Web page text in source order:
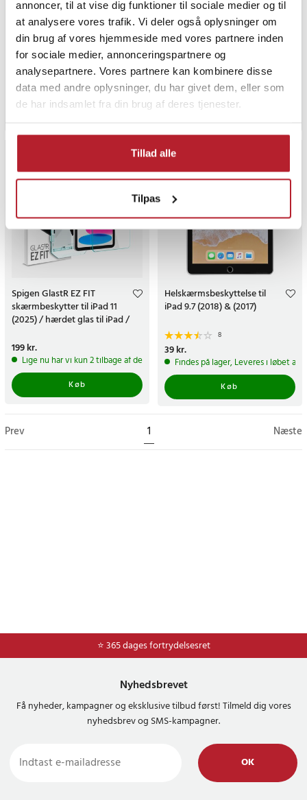
annoncer, til at vise dig funktioner til sociale medier og til
at analysere vores trafik. Vi deler også oplysninger om
din brug af vores hjemmeside med vores partnere inden
for sociale medier, annonceringspartnere og
analysepartnere. Vores partnere kan kombinere disse
data med andre oplysninger, du har givet dem, eller som
de har indsamlet fra din brug af deres tjenester.
Tillad alle
Tilpas
3mk Paper Feeling-
skærmbeskytter til iPad Air
11" / skærmbeskytter med
papirfølelse - 2-pak
Pris:249 kr.
249 kr.
Sidste eksemplar
3mk Paper Feeling
skærmbeskytter til iPad Pro
11" 2024 5 gen /
skærmbeskytter med
papirfølelse - 2-pak
Pris:289 kr.
289 kr.
Lige nu har vi kun 2 tilbage af
Spigen GlastR EZ FIT
skærmbeskytter til iPad 11
(2025) / hærdet glas til iPad /
Pris:199 kr.
199 kr.
Lige nu har vi kun 2 tilbage af dette produkt
Køb
Helskærmsbeskyttelse til
iPad 9.7 (2018) & (2017)
8
Pris:39 kr.
39 kr.
Findes på lager, Leveres i løbet af
Køb
Prev 1 Næste
⭐ 365 dages fortrydelsesret
Nyhedsbrevet
Få nyheder, kampagner og eksklusive tilbud først! Tilmeld dig vores
nyhedsbrev og SMS-kampagner.
OK